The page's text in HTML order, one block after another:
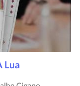
Lua